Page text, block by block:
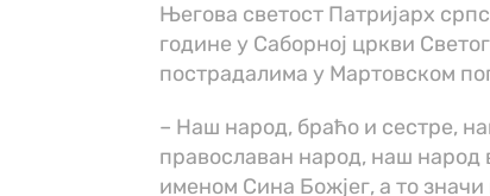
Његова светост Патријарх
године у Саборној цркви
пострадалима у Мартовском
– Наш народ, браћо и сестре,
православан народ, наш народ
именом Сина Божјег, а то